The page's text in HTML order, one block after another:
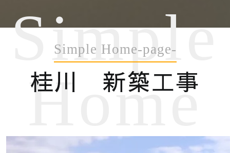
Simple
Home
Simple Home-page-
桂川 新築工事